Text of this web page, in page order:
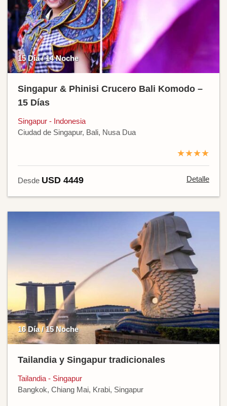
15 Día / 14 Noche
Singapur & Phinisi Crucero Bali Komodo –
15 Días
Singapur - Indonesia
Ciudad de Singapur, Bali, Nusa Dua
★★★★
Desde USD 4449 Detalle
16 Día / 15 Noche
Tailandia y Singapur tradicionales
Tailandia - Singapur
Bangkok, Chiang Mai, Krabi, Singapur